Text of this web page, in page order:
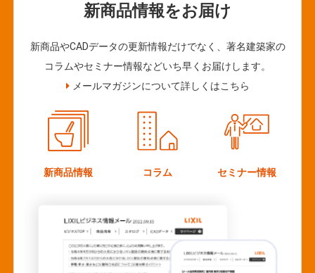
新商品情報をお届け
新商品やCADデータの更新情報だけでなく、著名建築家の
コラムやセミナー情報などいち早くお届けします。
メールマガジンについて詳しくはこちら
新商品情報 コラム セミナー情報